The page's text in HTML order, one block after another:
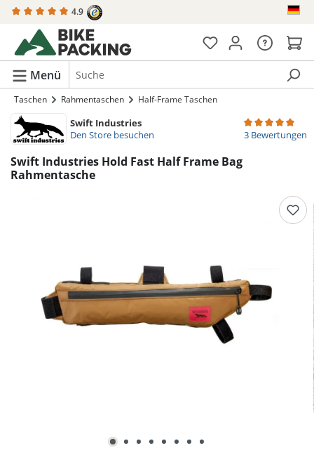
springen 4.9
Menü
Taschen Rahmentaschen Half-Frame Taschen
Swift Industries
Den Store besuchen
Swift Industries Hold Fast Half Frame Bag
Rahmentasche
3 Bewertungen